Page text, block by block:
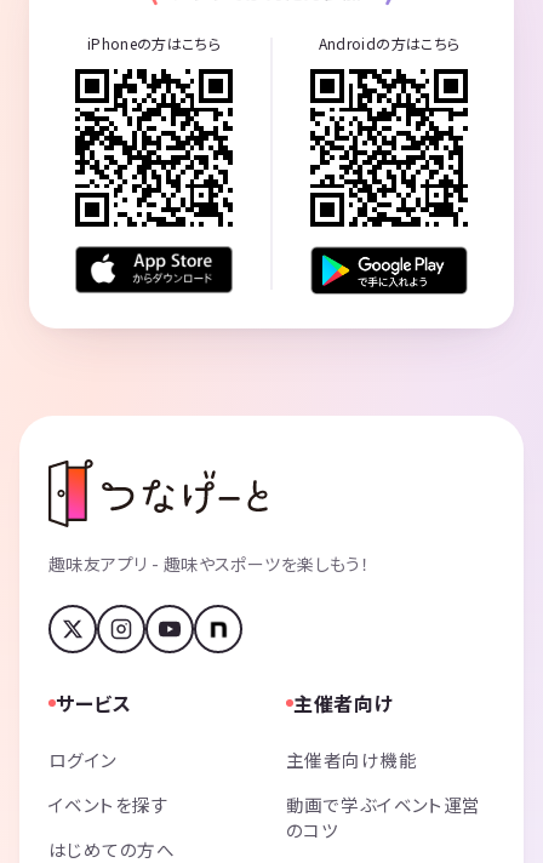
iPhoneの方はこちら Androidの方はこちら
趣味友アプリ - 趣味やスポーツを楽しもう！
サービス
ログイン
イベントを探す
はじめての方へ
主催者向け
主催者向け機能
動画で学ぶイベント運営
のコツ